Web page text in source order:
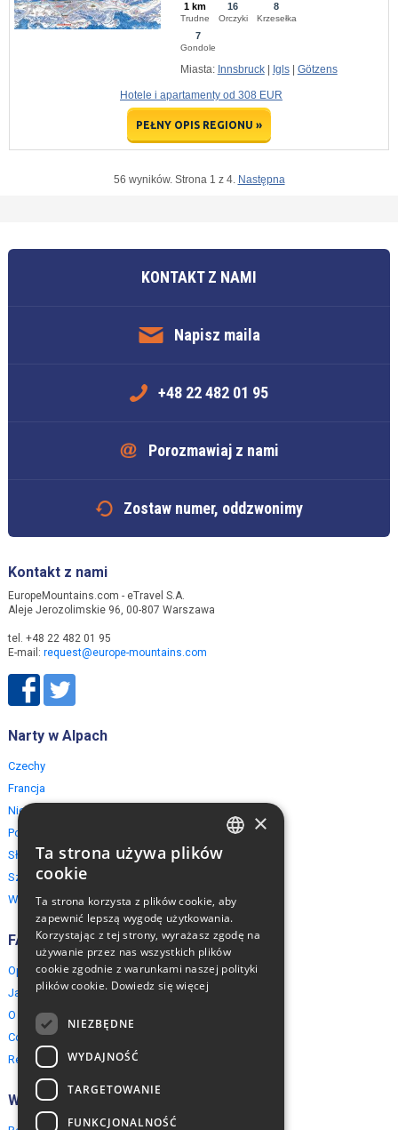
1 km
Trudne
16
Orczyki
8
Krzesełka
7
Gondole
Miasta: Innsbruck| Igls| Götzens
Hotele i apartamenty od 308 EUR
PEŁNY OPIS REGIONU »
56 wyników. Strona 1 z 4. Następna
KONTAKT Z NAMI
Napisz maila
+48 22 482 01 95
Porozmawiaj z nami
Zostaw numer, oddzwonimy
Kontakt z nami
EuropeMountains.com - eTravel S.A.
Aleje Jerozolimskie 96, 00-807 Warszawa
tel. +48 22 482 01 95
E-mail: request@europe-mountains.com
Narty w Alpach
Czechy
Francja
Niemcy
Polska
Słowacja
Szwajcaria
Włochy
FAQ
Opinie naszych klientów
Jak rezerwować?
O EuropeMountains.com
Cookies, Prywatność, Bezpieczeństwo
Regulamin
Współpraca
×
Ta strona używa plików
cookie
Ta strona korzysta z plików cookie, aby
zapewnić lepszą wygodę użytkowania.
Korzystając z tej strony, wyrażasz zgodę na
używanie przez nas wszystkich plików
cookie zgodnie z warunkami naszej polityki
plików cookie. Dowiedz się więcej
NIEZBĘDNE
WYDAJNOŚĆ
TARGETOWANIE
FUNKCJONALNOŚĆ